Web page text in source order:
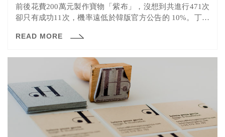
前後花費200萬元製作寶物「紫布」，沒想到共進行471次
卻只有成功11次，機率遠低於韓版官方公告的 10%。丁特
與韓版一致」有極大落差，透過媒體不斷向橘子喊話並向
查，並在日前做出處分書，認定遊戲橘子確實有廣告不
實，依公平法開罰200萬元罰鍰。
READ MORE